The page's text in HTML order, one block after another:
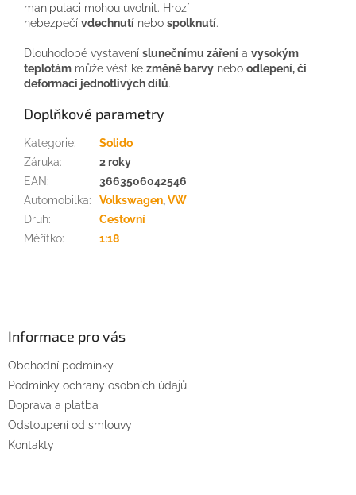
manipulaci mohou uvolnit. Hrozí
nebezpečí vdechnutí nebo spolknutí.
Dlouhodobé vystavení slunečnímu záření a vysokým
teplotám může vést ke změně barvy nebo odlepení, či
deformaci jednotlivých dílů.
Doplňkové parametry
Kategorie:
Solido
Záruka:
2 roky
EAN:
3663506042546
Automobilka: Volkswagen,VW
Druh:
Cestovní
Měřítko: 1:18
Informace pro vás
Obchodní podmínky
Podmínky ochrany osobních údajů
Doprava a platba
Odstoupení od smlouvy
Kontakty